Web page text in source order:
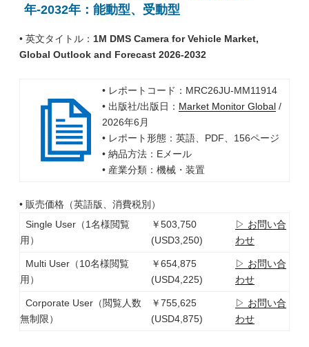
年-2032年：能動型、受動型
• 英文タイトル： 1M DMS Camera for Vehicle Market,
Global Outlook and Forecast 2026-2032
• レポートコード：MRC26JU-MM11914
• 出版社/出版日： Market Monitor Global/
2026年6月
• レポート形態：英語、PDF、156ページ
• 納品方法：Eメール
• 産業分類：機械・装置
• 販売価格（英語版、消費税別）
Single User（1名様閲覧
用）
￥503,750
(USD3,250)
▷ お問い合
わせ
Multi User（10名様閲覧
用）
￥654,875
(USD4,225)
▷ お問い合
わせ
Corporate User（閲覧人数
無制限）
￥755,625
(USD4,875)
▷ お問い合
わせ